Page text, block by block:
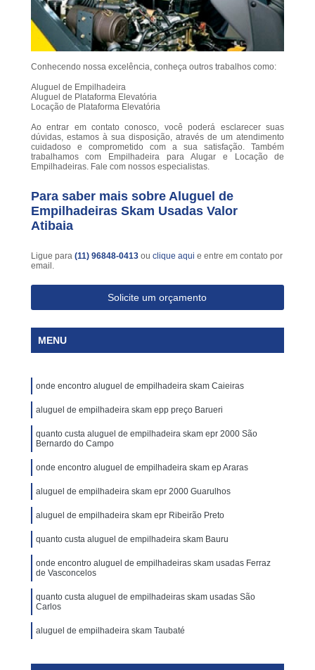
Conhecendo nossa excelência, conheça outros trabalhos como:
Aluguel de Empilhadeira
Aluguel de Plataforma Elevatória
Locação de Plataforma Elevatória
Ao entrar em contato conosco, você poderá esclarecer suas
dúvidas, estamos à sua disposição, através de um atendimento
cuidadoso e comprometido com a sua satisfação. Também
trabalhamos com Empilhadeira para Alugar e Locação de
Empilhadeiras. Fale com nossos especialistas.
Para saber mais sobre Aluguel de
Empilhadeiras Skam Usadas Valor
Atibaia
Ligue para (11) 96848-0413 ou clique aqui e entre em contato por
email.
Solicite um orçamento
MENU
onde encontro aluguel de empilhadeira skam Caieiras
aluguel de empilhadeira skam epp preço Barueri
quanto custa aluguel de empilhadeira skam epr 2000 São
Bernardo do Campo
onde encontro aluguel de empilhadeira skam ep Araras
aluguel de empilhadeira skam epr 2000 Guarulhos
aluguel de empilhadeira skam epr Ribeirão Preto
quanto custa aluguel de empilhadeira skam Bauru
onde encontro aluguel de empilhadeiras skam usadas Ferraz
de Vasconcelos
quanto custa aluguel de empilhadeiras skam usadas São
Carlos
aluguel de empilhadeira skam Taubaté